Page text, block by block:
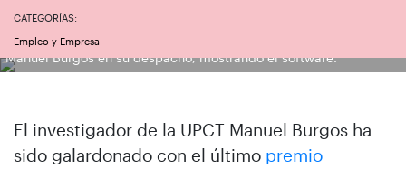
CATEGORÍAS:
Empleo y Empresa
Manuel Burgos en su despacho, mostrando el software.
El investigador de la UPCT Manuel Burgos ha
sido galardonado con el último premio